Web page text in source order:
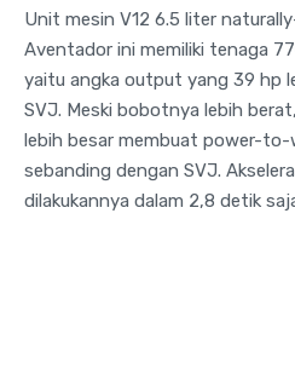
Unit mesin V12 6.5 liter
Aventador ini memiliki tenaga
yaitu angka output yang 39 hp
SVJ. Meski bobotnya lebih
lebih besar membuat power-
sebanding dengan SVJ.
dilakukannya dalam 2,8 detik